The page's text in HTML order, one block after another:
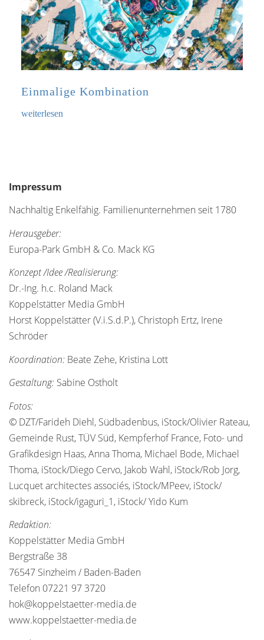
Einmalige Kombination
weiterlesen
Impressum
Nachhaltig Enkelfähig. Familienunternehmen seit 1780
Herausgeber:
Europa-Park GmbH & Co. Mack KG
Konzept /Idee /Realisierung:
Dr.-Ing. h.c. Roland Mack
Koppelstätter Media GmbH
Horst Koppelstätter (V.i.S.d.P.), Christoph Ertz, Irene
Schröder
Koordination: Beate Zehe, Kristina Lott
Gestaltung: Sabine Ostholt
Fotos:
© DZT/Farideh Diehl, Südbadenbus, iStock/Olivier Rateau,
Gemeinde Rust, TÜV Süd, Kempferhof France, Foto- und
Grafikdesign Haas, Anna Thoma, Michael Bode, Michael
Thoma, iStock/Diego Cervo, Jakob Wahl, iStock/Rob Jorg,
Lucquet architectes associés, iStock/MPeev, iStock/
skibreck, iStock/igaguri_1, iStock/ Yido Kum
Redaktion:
Koppelstätter Media GmbH
Bergstraße 38
76547 Sinzheim / Baden-Baden
Telefon 07221 97 3720
hok@koppelstaetter-media.de
www.koppelstaetter-media.de